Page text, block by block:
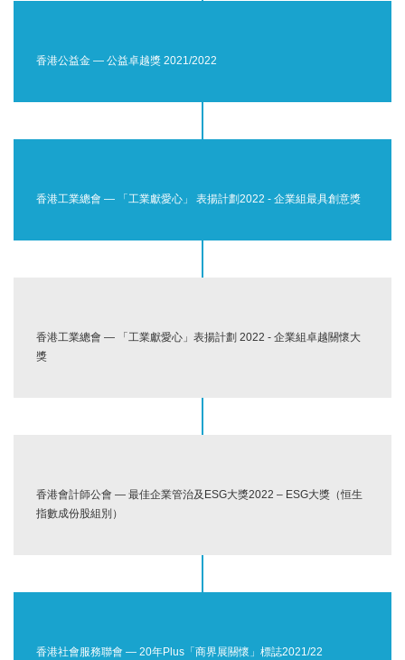
香港公益金 — 公益卓越獎 2021/2022
香港工業總會 — 「工業獻愛心」 表揚計劃2022 - 企業組最具創意獎
香港工業總會 — 「工業獻愛心」表揚計劃 2022 - 企業組卓越關懷大
獎
香港會計師公會 — 最佳企業管治及ESG大獎2022 – ESG大獎（恒生
指數成份股組別）
香港社會服務聯會 — 20年Plus「商界展關懷」標誌2021/22